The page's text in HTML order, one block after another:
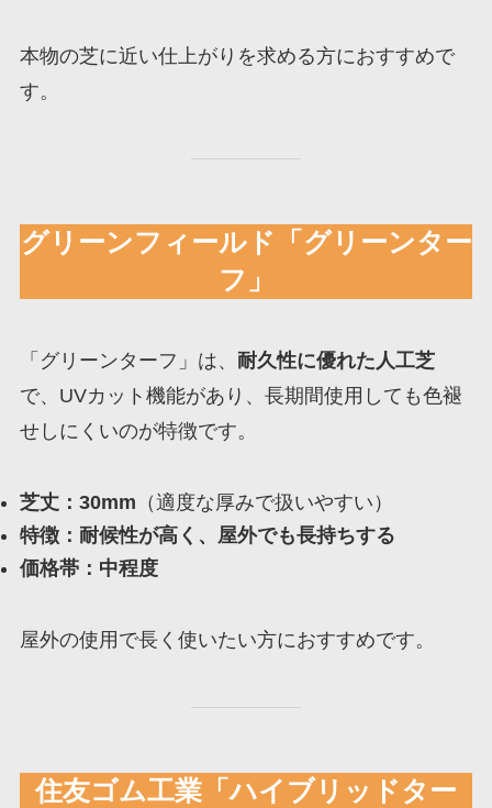
本物の芝に近い仕上がりを求める方におすすめで
す。
グリーンフィールド「グリーンター
フ」
「グリーンターフ」は、 耐久性に優れた人工芝
で、UVカット機能があり、長期間使用しても色褪
せしにくいのが特徴です。
芝丈：30mm （適度な厚みで扱いやすい）
特徴：耐候性が高く、屋外でも長持ちする
価格帯：中程度
屋外の使用で長く使いたい方におすすめです。
住友ゴム工業「ハイブリッドター